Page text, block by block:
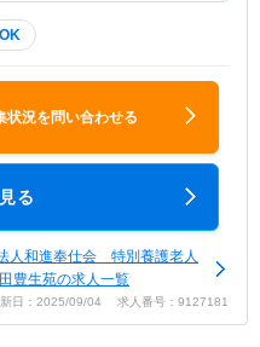
状況を問い合わせる
る
人和進奉仕会 特別養護老人
豊生苑の求人一覧
日：2025/09/04 求人番号：9127181